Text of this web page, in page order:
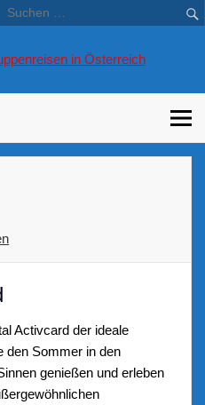
–
Activcard der ideale
den Sommer in den
genießen und erleben